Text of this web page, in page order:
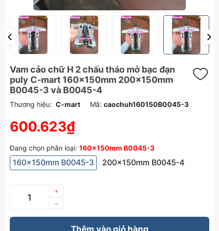
Vam cảo chữ H 2 chấu tháo mở bạc đạn
puly C-mart 160x150mm 200x150mm
B0045-3 và B0045-4
Thương hiệu: C-mart Mã: caochuh160150B0045-3
600.623₫
Đang chọn phân loại: 160x150mm B0045-3
160x150mm B0045-3 200x150mm B0045-4
–
+
Thêm vào giỏ hàng